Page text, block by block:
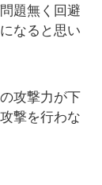
題無く回避
なると思い
攻撃力が下
撃を行わな